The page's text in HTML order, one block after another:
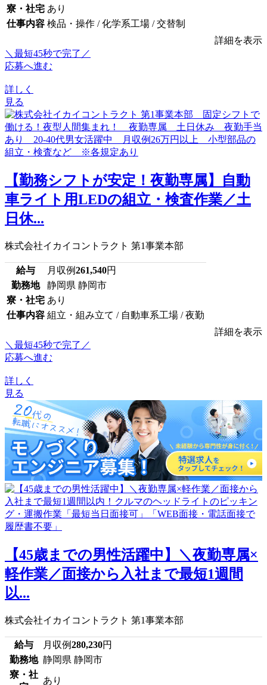
寮・社宅 あり
仕事内容 検品・操作 / 化学系工場 / 交替制
詳細を表示
＼最短45秒で完了／
応募へ進む
詳しく
見る
【勤務シフトが安定！夜勤専属】自動
車ライト用LEDの組立・検査作業／土
日休...
株式会社イカイコントラクト 第1事業本部
給与 月収例261,540円
勤務地
静岡県 静岡市
寮・社宅 あり
仕事内容 組立・組み立て / 自動車系工場 / 夜勤
詳細を表示
＼最短45秒で完了／
応募へ進む
詳しく
見る
【45歳までの男性活躍中】＼夜勤専属×
軽作業／面接から入社まで最短1週間
以...
株式会社イカイコントラクト 第1事業本部
給与 月収例280,230円
勤務地 静岡県 静岡市
寮・社
あり